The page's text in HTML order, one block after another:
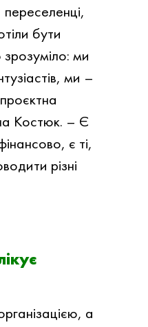
бути
ми
ми –
Костюк. – Є
є ті,
різні
а